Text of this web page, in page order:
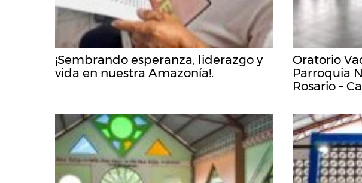
¡Sembrando esperanza, liderazgo y
vida en nuestra Amazonía!.
Oratorio
Parroquia
Rosario –